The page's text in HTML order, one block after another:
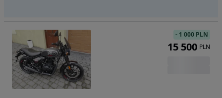
- 1 000 PLN
15 500 PLN